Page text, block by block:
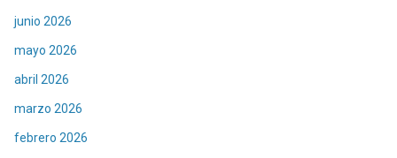
junio 2026
mayo 2026
abril 2026
marzo 2026
febrero 2026